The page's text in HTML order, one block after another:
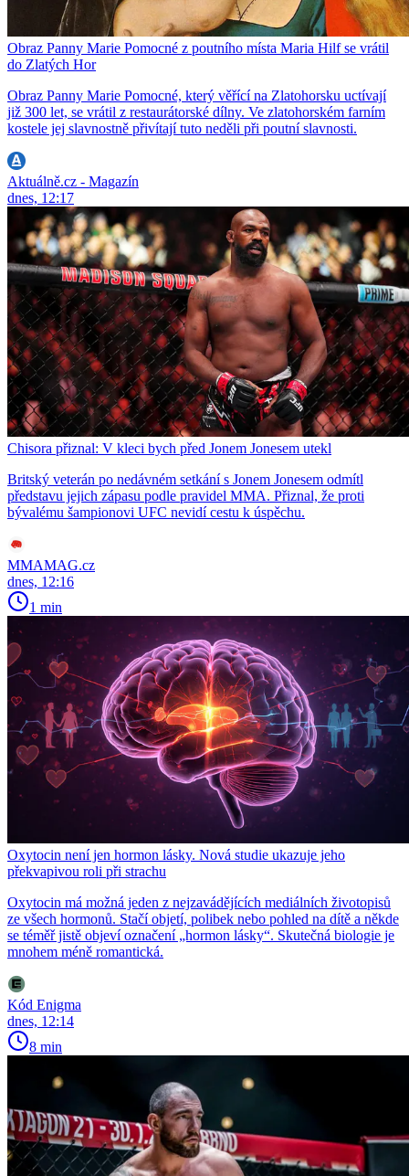
Obraz Panny Marie Pomocné z poutního místa Maria Hilf se vrátil
do Zlatých Hor
Obraz Panny Marie Pomocné, který věřící na Zlatohorsku uctívají
již 300 let, se vrátil z restaurátorské dílny. Ve zlatohorském farním
kostele jej slavnostně přivítají tuto neděli při poutní slavnosti.
Aktuálně.cz - Magazín
dnes, 12:17
Chisora přiznal: V kleci bych před Jonem Jonesem utekl
Britský veterán po nedávném setkání s Jonem Jonesem odmítl
představu jejich zápasu podle pravidel MMA. Přiznal, že proti
bývalému šampionovi UFC nevidí cestu k úspěchu.
MMAMAG.cz
dnes, 12:16
1 min
Oxytocin není jen hormon lásky. Nová studie ukazuje jeho
překvapivou roli při strachu
Oxytocin má možná jeden z nejzavádějících mediálních životopisů
ze všech hormonů. Stačí objetí, polibek nebo pohled na dítě a někde
se téměř jistě objeví označení „hormon lásky“. Skutečná biologie je
mnohem méně romantická.
Kód Enigma
dnes, 12:14
8 min